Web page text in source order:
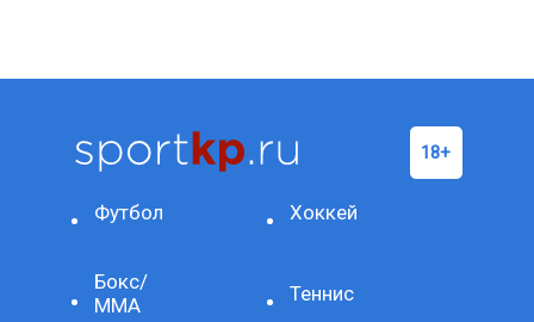
Футбол Хоккей
Бокс/
ММА
Теннис